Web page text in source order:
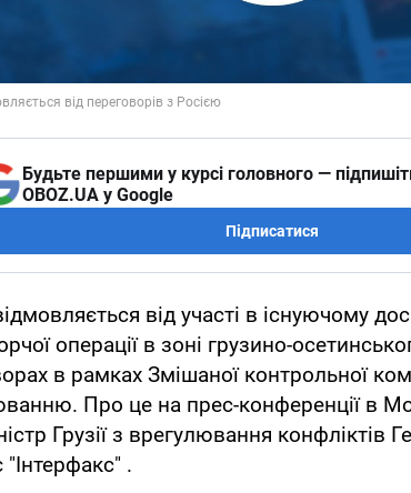
Будьте першими у курсі головного —
OBOZ.UA у Google
Підписатися
від участі в існуючому
операції в зоні грузино-
в рамках Змішаної контрольної
Про це на прес-конференції в
Грузії з врегулювання конфліктів
"Інтерфакс" .